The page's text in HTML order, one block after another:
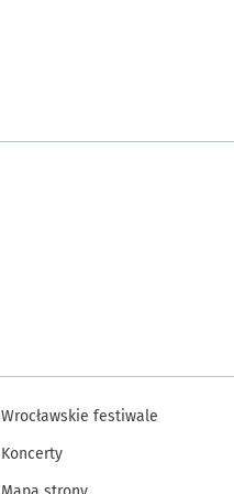
Wrocławskie festiwale
Koncerty